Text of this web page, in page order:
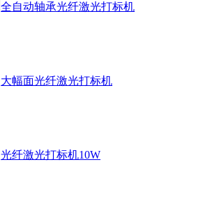
全自动轴承光纤激光打标机
大幅面光纤激光打标机
光纤激光打标机10W